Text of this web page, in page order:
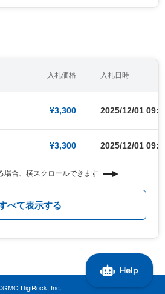
入札価格 入札日時
¥3,300 2025/12/01
¥3,300 2025/12/01
場合、横スクロールできます
べて表示する
DigiRock, Inc.